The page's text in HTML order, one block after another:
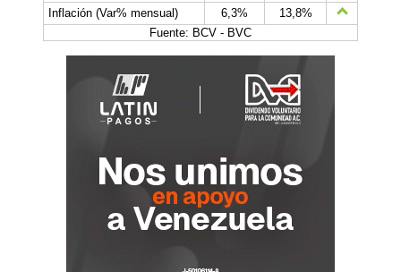
Inflación (Var% mensual)
6,3%
13,8%
Fuente: BCV - BVC